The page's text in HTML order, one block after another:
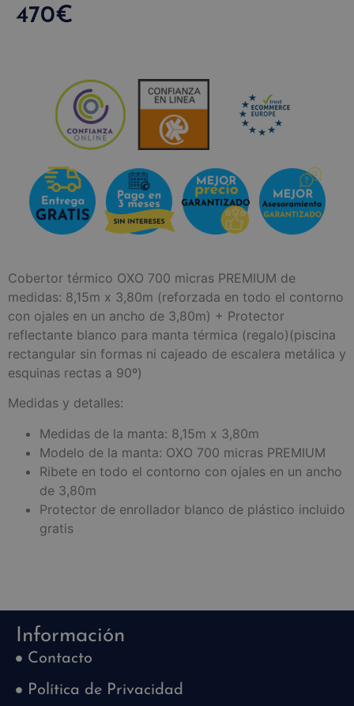
470€
Cobertor térmico OXO 700 micras PREMIUM de
medidas: 8,15m x 3,80m (reforzada en todo el contorno
con ojales en un ancho de 3,80m) + Protector
reflectante blanco para manta térmica (regalo)(piscina
rectangular sin formas ni cajeado de escalera metálica y
esquinas rectas a 90º)
Medidas y detalles:
Medidas de la manta: 8,15m x 3,80m
Modelo de la manta: OXO 700 micras PREMIUM
Ribete en todo el contorno con ojales en un ancho
de 3,80m
Protector de enrollador blanco de plástico incluido
gratis
Información
Contacto
Política de Privacidad